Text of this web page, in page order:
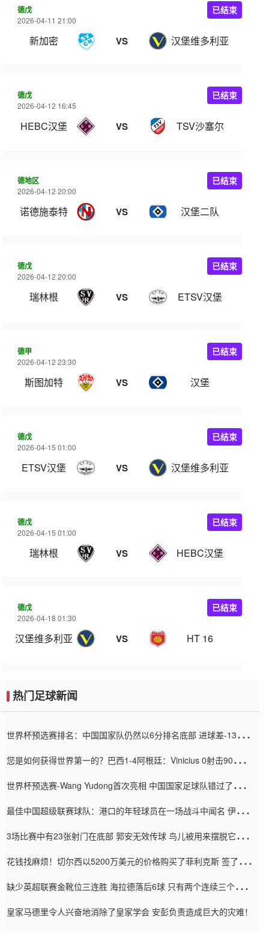
德戊
2026-04-11 21:00
新加密 VS 汉堡维多利亚
已结束
德戊
2026-04-12 16:45
HEBC汉堡 VS TSV沙塞尔
已结束
德地区
2026-04-12 20:00
诺德施泰特 VS 汉堡二队
已结束
德戊
2026-04-12 20:00
瑞林根 VS ETSV汉堡
已结束
德甲
2026-04-12 23:30
斯图加特 VS 汉堡
已结束
德戊
2026-04-15 01:00
ETSV汉堡 VS 汉堡维多利亚
已结束
德戊
2026-04-15 01:00
瑞林根 VS HEBC汉堡
已结束
德戊
2026-04-18 01:30
汉堡维多利亚 VS HT 16
已结束
热门足球新闻
世界杯预选赛排名：中国国家队仍然以6分排名底部 进球差-13令人
您是如何获得世界第一的？巴西1-4阿根廷：Vinicius 0射击90分钟
世界杯预选赛-Wang Yudong首次亮相 中国国家足球队错过了世界
最佳中国超级联赛球队：港口的年轻球员在一场战斗中闻名 伊万放
3场比赛中有23张射门在底部 郭安无效传球 鸟儿被用来摆脱它
花钱找麻烦！切尔西以5200万美元的价格购买了菲利克斯 签了7年
缺少英超联赛金靴位三连胜 海拉德落后6球 只有两个连续三个连续
皇家马德里令人兴奋地消除了皇家学会 安彭负责造成巨大的灾难！